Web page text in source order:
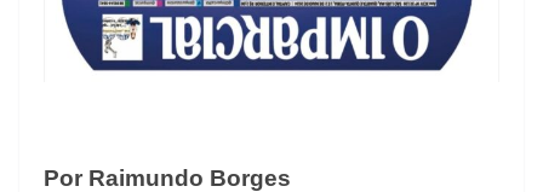
Por Raimundo Borges